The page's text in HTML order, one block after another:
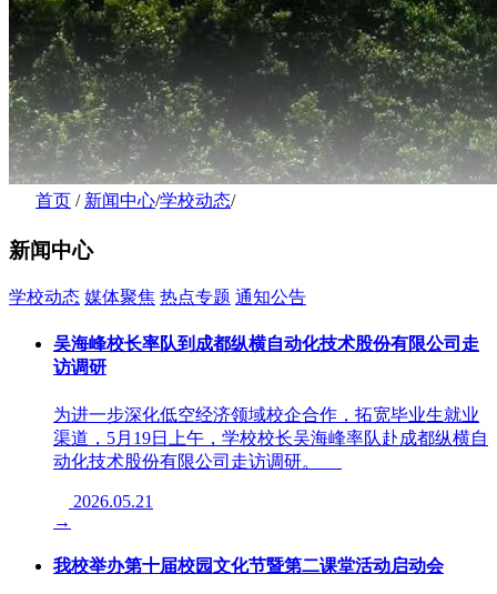
首页 / 新闻中心/学校动态/
新闻中心
学校动态 媒体聚焦 热点专题 通知公告
吴海峰校长率队到成都纵横自动化技术股份有限公司走
访调研
为进一步深化低空经济领域校企合作，拓宽毕业生就业
渠道，5月19日上午，学校校长吴海峰率队赴成都纵横自
动化技术股份有限公司走访调研。
2026.05.21
→
我校举办第十届校园文化节暨第二课堂活动启动会